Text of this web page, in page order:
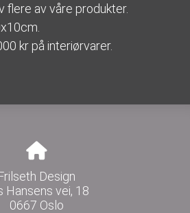
flere av våre produkter.
kr på interiørvarer.
Design
Hansens vei, 18
0667 Oslo